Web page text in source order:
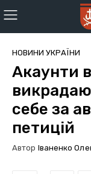
НОВИНИ УКРАЇНИ
Акаунти
себе за
петицій
Автор Іваненко